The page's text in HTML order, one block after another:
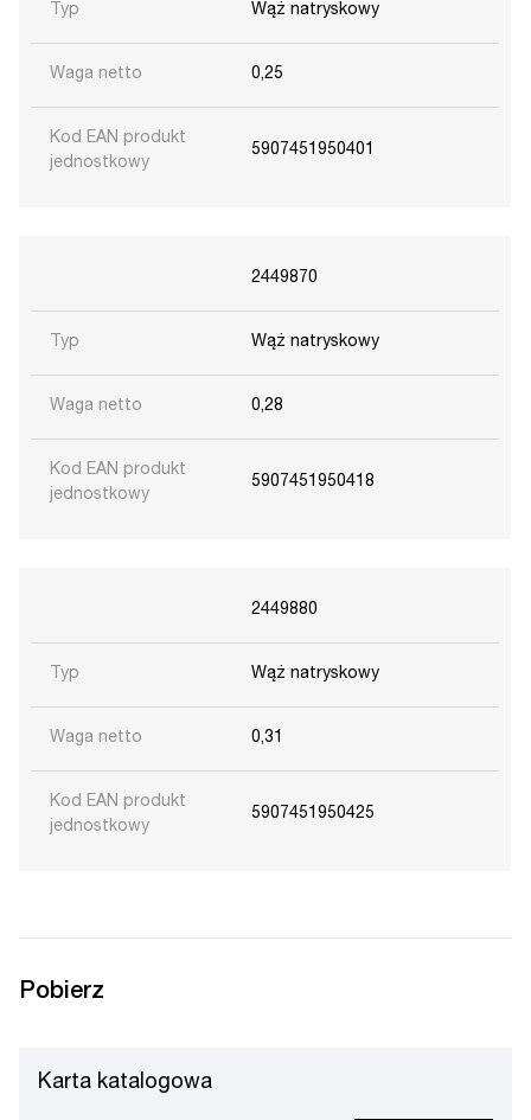
Typ Wąż natryskowy
Waga netto 0,25
Kod EAN produkt
jednostkowy
5907451950401
2449870
Typ Wąż natryskowy
Waga netto 0,28
Kod EAN produkt
jednostkowy
5907451950418
2449880
Typ Wąż natryskowy
Waga netto 0,31
Kod EAN produkt
jednostkowy
5907451950425
Pobierz
Karta katalogowa